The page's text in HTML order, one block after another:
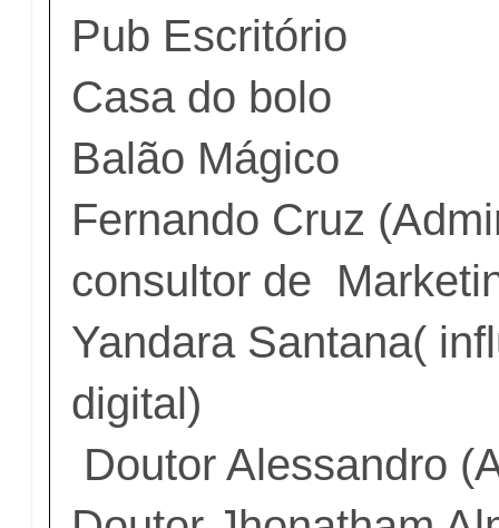
Pub Escritório
Casa do bolo
Balão Mágico
Fernando Cruz
consultor de
Yandara Santana(
digital)
Doutor Alessandro